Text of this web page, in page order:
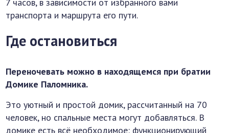
7 часов, в зависимости от избранного вами
транспорта и маршрута его пути.
Где остановиться
Переночевать можно в находящемся при братии
Домике Паломника.
Это уютный и простой домик, рассчитанный на 70
человек, но спальные места могут добавляться. В
домике есть всё необходимое: функционирующий